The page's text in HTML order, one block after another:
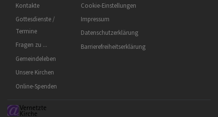
Kontakte
Gottesdienste /
Termine
Fragen zu ...
Gemeindeleben
Unsere Kirchen
Online-Spenden
Cookie-Einstellungen
Impressum
Datenschutzerklärung
Barrierefreiheitserklärung